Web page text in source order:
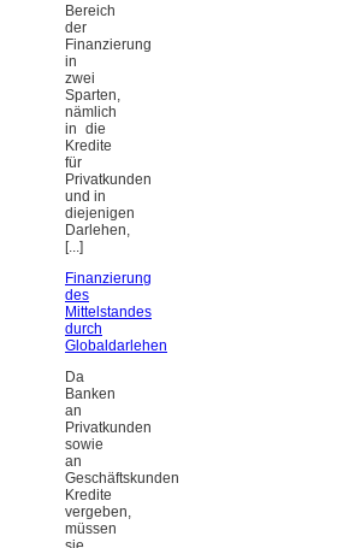
Bereich
der
Finanzierung
in
zwei
Sparten,
nämlich
in die
Kredite
für
Privatkunden
und in
diejenigen
Darlehen,
[...]
Finanzierung
des
Mittelstandes
durch
Globaldarlehen
Da
Banken
an
Privatkunden
sowie
an
Geschäftskunden
Kredite
vergeben,
müssen